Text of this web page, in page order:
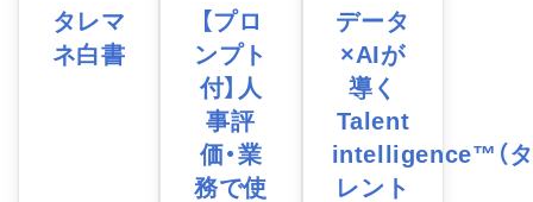
タレマ
ネ白書
【プロ
ンプト
付】人
事評
価・業
務で使
データ
×AIが
導く
Talent
intelligence™（タ
レント